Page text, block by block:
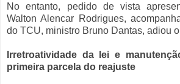
No entanto, pedido de vista
Walton Alencar Rodrigues,
do TCU, ministro Bruno Dantas, adiou
Irretroatividade da lei e
primeira parcela do reajuste